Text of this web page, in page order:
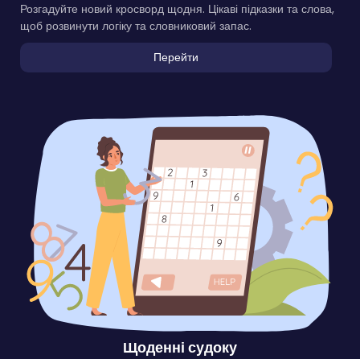
Розгадуйте новий кросворд щодня. Цікаві підказки та слова,
щоб розвинути логіку та словниковий запас.
Перейти
Щоденні судоку